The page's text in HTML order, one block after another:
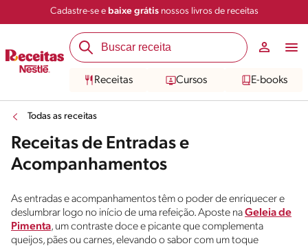
Cadastre-se e baixe grátisnossos livros de receitas
Receitas Cursos E-books
Todas as receitas
Receitas de Entradas e
Acompanhamentos
As entradas e acompanhamentos têm o poder de enriquecer e
deslumbrar logo no início de uma refeição. Aposte naGeleia de
Pimenta, um contraste doce e picante que complementa
queijos, pães ou carnes, elevando o sabor com um toque